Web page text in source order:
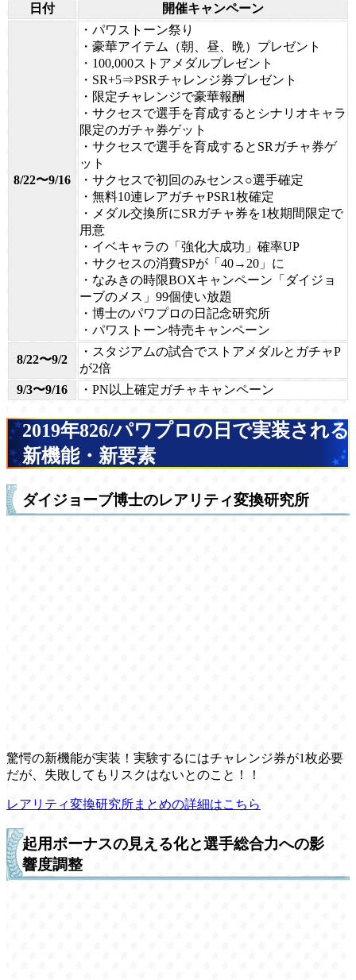
日付 開催キャンペーン
8/22〜9/16
・パワストーン祭り
・豪華アイテム（朝、昼、晩）プレゼント
・100,000ストアメダルプレゼント
・SR+5⇒PSRチャレンジ券プレゼント
・限定チャレンジで豪華報酬
・サクセスで選手を育成するとシナリオキャラ
限定のガチャ券ゲット
・サクセスで選手を育成するとSRガチャ券ゲ
ット
・サクセスで初回のみセンス○選手確定
・無料10連レアガチャPSR1枚確定
・メダル交換所にSRガチャ券を1枚期間限定で
用意
・イベキャラの「強化大成功」確率UP
・サクセスの消費SPが「40→20」に
・なみきの時限BOXキャンペーン「ダイジョ
ーブのメス」99個使い放題
・博士のパワプロの日記念研究所
・パワストーン特売キャンペーン
8/22〜9/2
・スタジアムの試合でストアメダルとガチャP
が2倍
9/3〜9/16
・PN以上確定ガチャキャンペーン
2019年826/パワプロの日で実装される
新機能・新要素
ダイジョーブ博士のレアリティ変換研究所
驚愕の新機能が実装！実験するにはチャレンジ券が1枚必要
だが、失敗してもリスクはないとのこと！！
レアリティ変換研究所まとめの詳細はこちら
起用ボーナスの見える化と選手総合力への影
響度調整